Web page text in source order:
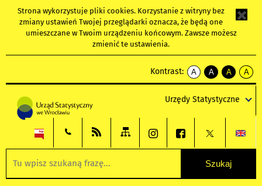
Strona wykorzystuje pliki cookies. Korzystanie z witryny bez
zmiany ustawień Twojej przeglądarki oznacza, że będą one
umieszczane w Twoim urządzeniu końcowym. Zawsze możesz
zmienić te ustawienia.
Kontrast:
A
kontrast
A
kontrast
tekst
czarnym
A
kontrast
tekst
czarnym
A
tekst
żółtym
Urzędy Statystyczne